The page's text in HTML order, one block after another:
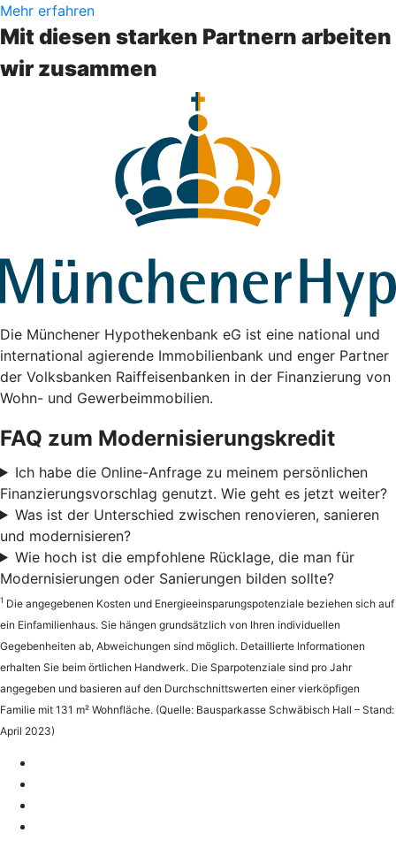
Mehr erfahren
Mit diesen starken Partnern arbeiten
wir zusammen
Die Münchener Hypothekenbank eG ist eine national und
international agierende Immobilienbank und enger Partner
der Volksbanken Raiffeisenbanken in der Finanzierung von
Wohn- und Gewerbeimmobilien.
FAQ zum Modernisierungskredit
Ich habe die Online-Anfrage zu meinem persönlichen
Finanzierungsvorschlag genutzt. Wie geht es jetzt weiter?
Was ist der Unterschied zwischen renovieren, sanieren
und modernisieren?
Wie hoch ist die empfohlene Rücklage, die man für
Modernisierungen oder Sanierungen bilden sollte?
1 Die angegebenen Kosten und Energieeinsparungspotenziale beziehen sich auf
ein Einfamilienhaus. Sie hängen grundsätzlich von Ihren individuellen
Gegebenheiten ab, Abweichungen sind möglich. Detaillierte Informationen
erhalten Sie beim örtlichen Handwerk. Die Sparpotenziale sind pro Jahr
angegeben und basieren auf den Durchschnittswerten einer vierköpfigen
Familie mit 131 m² Wohnfläche. (Quelle: Bausparkasse Schwäbisch Hall – Stand:
April 2023)